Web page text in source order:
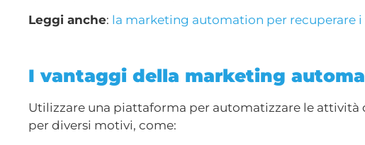
Leggi anche: la marketing automation per recuperare
I vantaggi della marketing
Utilizzare una piattaforma per automatizzare le
per diversi motivi, come: